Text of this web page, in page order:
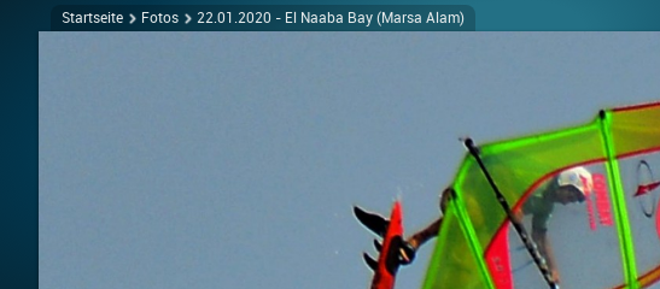
Startseite Fotos 22.01.2020 - El Naaba Bay (Marsa Alam)